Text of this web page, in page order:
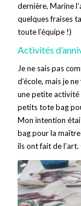
dernière, Marine
quelques fraises
toute l’équipe !)
Activités
Je ne sais pas
d’école, mais je
une petite activité
petits tote bag
Mon intention
bag pour la
ils ont fait de l’art.